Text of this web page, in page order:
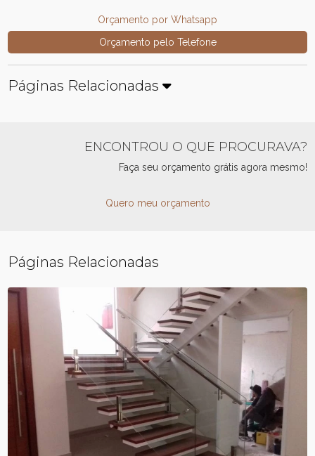
Orçamento por Whatsapp
Orçamento pelo Telefone
Páginas Relacionadas
ENCONTROU O QUE PROCURAVA?
Faça seu orçamento grátis agora mesmo!
Quero meu orçamento
Páginas Relacionadas